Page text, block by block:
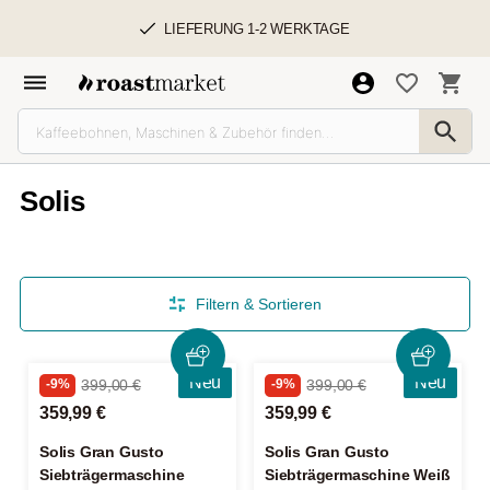
LIEFERUNG 1-2 WERKTAGE
Solis
Filtern & Sortieren
Neu
-9% 399,00 €
359,99 €
Solis Gran Gusto
Siebträgermaschine
Neu
-9% 399,00 €
359,99 €
Solis Gran Gusto
Siebträgermaschine Weiß